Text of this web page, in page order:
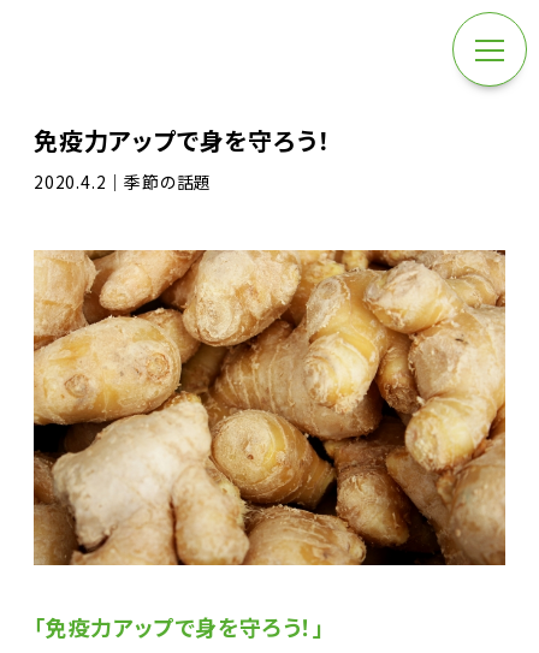
免疫力アップで身を守ろう！
2020.4.2｜季節の話題
「免疫力アップで身を守ろう！」